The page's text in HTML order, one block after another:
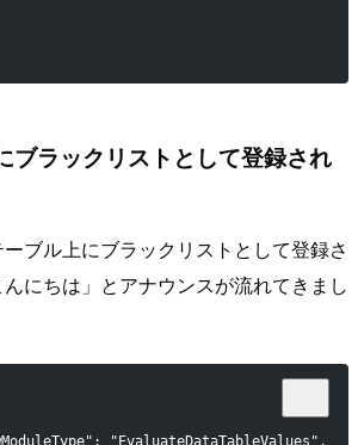
ブラックリストとして登録され
ブル上にブラックリストとして登録さ
にちは」とアナウンスが流れてきまし
"EvaluateDataTableValues",